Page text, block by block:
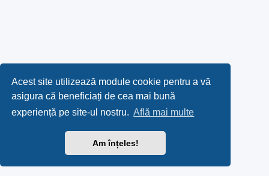
Acest site utilizează module cookie pentru a vă
asigura că beneficiați de cea mai bună
experiență pe site-ul nostru. Află mai multe
Am înțeles!